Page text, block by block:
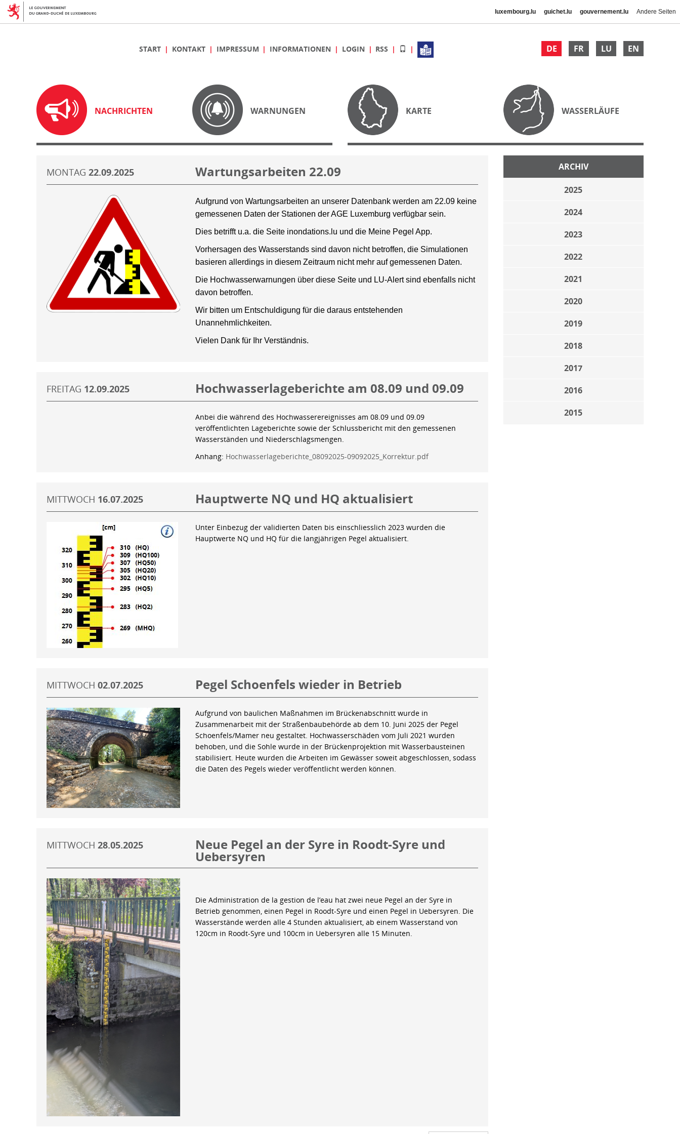
luxembourg.lu guichet.lu gouvernement.lu Andere Seiten
DE FR LU EN
START KONTAKT IMPRESSUM INFORMATIONEN LOGIN RSS
NACHRICHTEN WARNUNGEN KARTE WASSERLÄUFE
ARCHIV
2025
2024
2023
2022
2021
2020
2019
2018
2017
2016
2015
MONTAG 22.09.2025 Wartungsarbeiten 22.09
Aufgrund von Wartungsarbeiten an unserer Datenbank werden am 22.09 keine
gemessenen Daten der Stationen der AGE Luxemburg verfügbar sein.
Dies betrifft u.a. die Seite inondations.lu und die Meine Pegel App.
Vorhersagen des Wasserstands sind davon nicht betroffen, die Simulationen
basieren allerdings in diesem Zeitraum nicht mehr auf gemessenen Daten.
Die Hochwasserwarnungen über diese Seite und LU-Alert sind ebenfalls nicht
davon betroffen.
Wir bitten um Entschuldigung für die daraus entstehenden
Unannehmlichkeiten.
Vielen Dank für Ihr Verständnis.
FREITAG 12.09.2025 Hochwasserlageberichte am 08.09 und 09.09
Anbei die während des Hochwasserereignisses am 08.09 und 09.09
veröffentlichten Lageberichte sowie der Schlussbericht mit den gemessenen
Wasserständen und Niederschlagsmengen.
Anhang: Hochwasserlageberichte_08092025-09092025_Korrektur.pdf
MITTWOCH 16.07.2025 Hauptwerte NQ und HQ aktualisiert
Unter Einbezug der validierten Daten bis einschliesslich 2023 wurden die
Hauptwerte NQ und HQ für die langjährigen Pegel aktualisiert.
MITTWOCH 02.07.2025 Pegel Schoenfels wieder in Betrieb
Aufgrund von baulichen Maßnahmen im Brückenabschnitt wurde in
Zusammenarbeit mit der Straßenbaubehörde ab dem 10. Juni 2025 der Pegel
Schoenfels/Mamer neu gestaltet. Hochwasserschäden vom Juli 2021 wurden
behoben, und die Sohle wurde in der Brückenprojektion mit Wasserbausteinen
stabilisiert. Heute wurden die Arbeiten im Gewässer soweit abgeschlossen, sodass
die Daten des Pegels wieder veröffentlicht werden können.
MITTWOCH 28.05.2025 Neue Pegel an der Syre in Roodt-Syre und
Uebersyren
Die Administration de la gestion de l’eau hat zwei neue Pegel an der Syre in
Betrieb genommen, einen Pegel in Roodt-Syre und einen Pegel in Uebersyren. Die
Wasserstände werden alle 4 Stunden aktualisiert, ab einem Wasserstand von
120cm in Roodt-Syre und 100cm in Uebersyren alle 15 Minuten.